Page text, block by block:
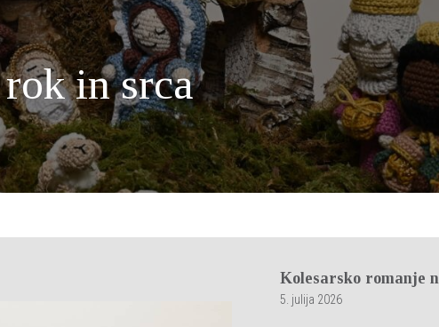
in srca
Kolesarsko romanje
5. julija 2026